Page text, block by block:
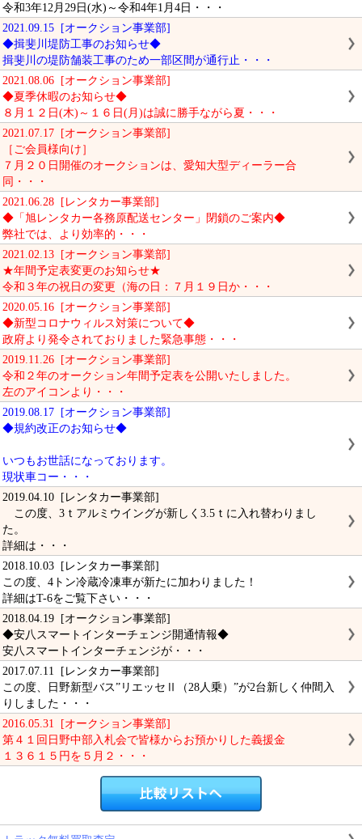
令和3年12月29日(水)～令和4年1月4日・・・
2021.09.15 [オークション事業部]
◆揖斐川堤防工事のお知らせ◆
揖斐川の堤防舗装工事のため一部区間が通行止・・・
2021.08.06 [オークション事業部]
◆夏季休暇のお知らせ◆
８月１２日(木)～１６日(月)は誠に勝手ながら夏・・・
2021.07.17 [オークション事業部]
［ご会員様向け］
７月２０日開催のオークションは、愛知大型ディーラー合
同・・・
2021.06.28 [レンタカー事業部]
◆「旭レンタカー各務原配送センター」閉鎖のご案内◆
弊社では、より効率的・・・
2021.02.13 [オークション事業部]
★年間予定表変更のお知らせ★
令和３年の祝日の変更（海の日：７月１９日か・・・
2020.05.16 [オークション事業部]
◆新型コロナウィルス対策について◆
政府より発令されておりました緊急事態・・・
2019.11.26 [オークション事業部]
令和２年のオークション年間予定表を公開いたしました。
左のアイコンより・・・
2019.08.17 [オークション事業部]
◆規約改正のお知らせ◆
いつもお世話になっております。
現状車コー・・・
2019.04.10 [レンタカー事業部]
この度、3ｔアルミウイングが新しく3.5ｔに入れ替わりまし
た。
詳細は・・・
2018.10.03 [レンタカー事業部]
この度、4トン冷蔵冷凍車が新たに加わりました！
詳細はT-6をご覧下さい・・・
2018.04.19 [オークション事業部]
◆安八スマートインターチェンジ開通情報◆
安八スマートインターチェンジが・・・
2017.07.11 [レンタカー事業部]
この度、日野新型バス”リエッセⅡ（28人乗）”が2台新しく仲間入
りしました・・・
2016.05.31 [オークション事業部]
第４１回日野中部入札会で皆様からお預かりした義援金
１３６１５円を５月２・・・